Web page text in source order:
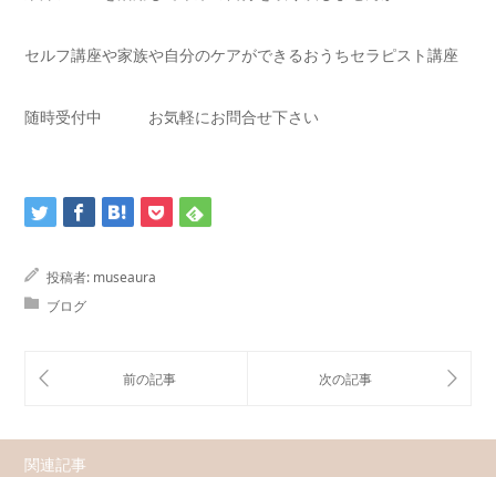
セルフ講座や家族や自分のケアができるおうちセラピスト講座
随時受付中 お気軽にお問合せ下さい
投稿者: museaura
ブログ
関連記事